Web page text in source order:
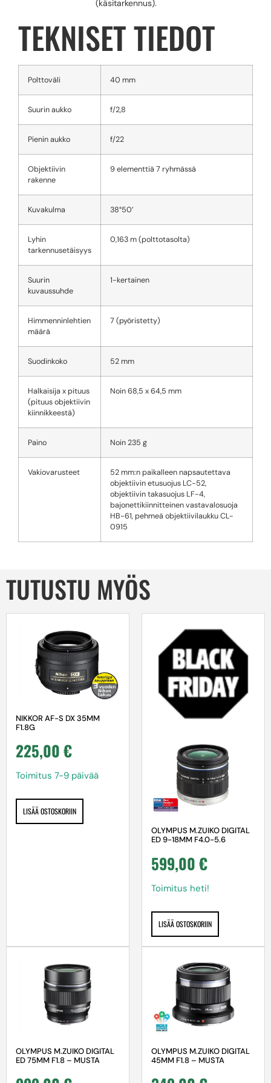
(käsitarkennus).
TEKNISET TIEDOT
Polttoväli 40 mm
Suurin aukko f/2,8
Pienin aukko f/22
Objektiivin
rakenne
9 elementtiä 7 ryhmässä
Kuvakulma 38°50’
Lyhin
tarkennusetäisyys
0,163 m (polttotasolta)
Suurin
kuvaussuhde
1-kertainen
Himmenninlehtien
määrä
7 (pyöristetty)
Suodinkoko 52 mm
Halkaisija x pituus
(pituus objektiivin
kiinnikkeestä)
Noin 68,5 x 64,5 mm
Paino Noin 235 g
Vakiovarusteet
52 mm:n paikalleen napsautettava
objektiivin etusuojus LC-52,
objektiivin takasuojus LF-4,
bajonettikiinnitteinen vastavalosuoja
HB-61, pehmeä objektiivilaukku CL-
0915
TUTUSTU MYÖS
NIKKOR AF-S DX 35MM
F1.8G
225,00€
Toimitus 7-9 päivää
LISÄÄ OSTOSKORIIN
OLYMPUS M.ZUIKO DIGITAL
ED 9-18MM F4.0-5.6
599,00€
Toimitus heti!
LISÄÄ OSTOSKORIIN
OLYMPUS M.ZUIKO DIGITAL
ED 75MM F1.8 – MUSTA
OLYMPUS M.ZUIKO DIGITAL
45MM F1.8 – MUSTA